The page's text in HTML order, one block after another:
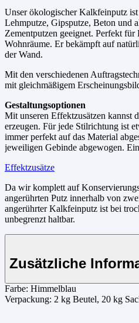
Unser ökologischer Kalkfeinputz
Lehmputze, Gipsputze, Beton und
Zementputzen geeignet. Perfekt für
Wohnräume. Er bekämpft auf
der Wand.
Mit den verschiedenen
mit gleichmäßigem
Gestaltungsoptionen
Mit unseren Effektzusätzen kannst
erzeugen. Für jede Stilrichtung ist
immer perfekt auf das Material
jeweiligen Gebinde abgewogen.
Effektzusätze
Da wir komplett auf
angerührten Putz innerhalb von
angerührter Kalkfeinputz ist bei
unbegrenzt haltbar.
Zusätzliche
Farbe: Himmelblau
Verpackung: 2 kg Beutel, 20 kg